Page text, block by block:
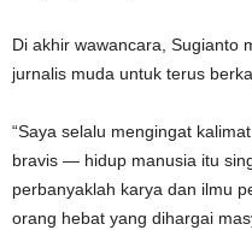
Di akhir wawancara, Sugianto
jurnalis muda untuk terus
“Saya selalu mengingat
bravis — hidup manusia itu
perbanyaklah karya dan ilmu
orang hebat yang dihargai